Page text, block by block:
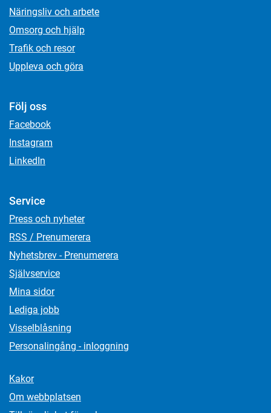
Näringsliv och arbete
Omsorg och hjälp
Trafik och resor
Uppleva och göra
Följ oss
Facebook
Instagram
LinkedIn
Service
Press och nyheter
RSS / Prenumerera
Nyhetsbrev - Prenumerera
Självservice
Mina sidor
Lediga jobb
Visselblåsning
Personalingång - inloggning
Kakor
Om webbplatsen